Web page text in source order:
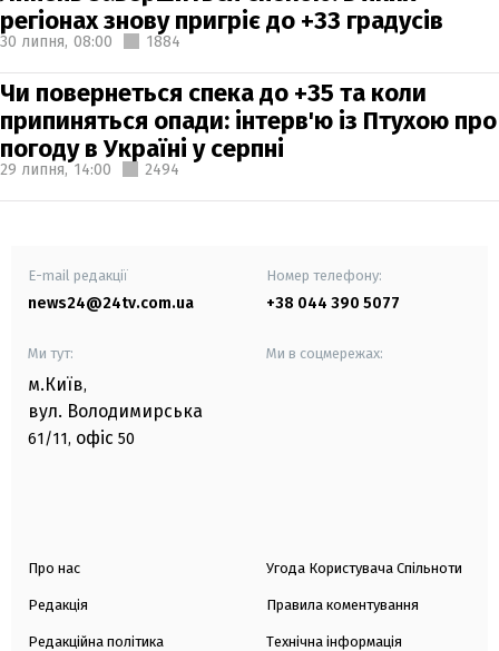
регіонах знову пригріє до +33 градусів
30 липня, 08:00 1884
Чи повернеться спека до +35 та коли
припиняться опади: інтерв'ю із Птухою про
погоду в Україні у серпні
29 липня, 14:00 2494
E-mail редакції
news24@24tv.com.ua
Номер телефону:
+38 044 390 5077
Ми тут:
м.Київ,
вул. Володимирська
61/11, офіс 50
Ми в соцмережах:
Про нас
Редакція
Редакційна політика
Угода Користувача Спільноти
Правила коментування
Технічна інформація